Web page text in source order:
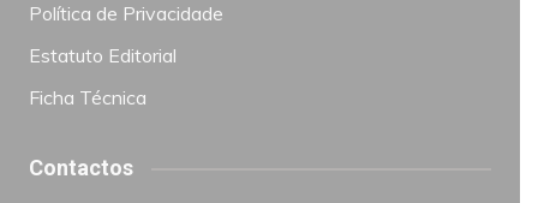
Política de Privacidade
Estatuto Editorial
Ficha Técnica
Contactos